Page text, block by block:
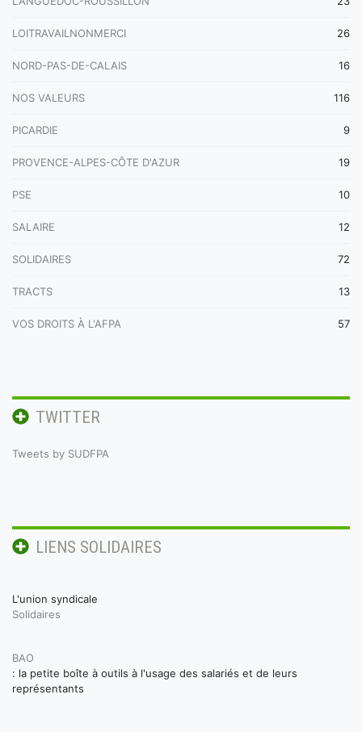
LOITRAVAILNONMERCI 26
NORD-PAS-DE-CALAIS 16
NOS VALEURS 116
PICARDIE 9
PROVENCE-ALPES-CÔTE D'AZUR 19
PSE 10
SALAIRE 12
SOLIDAIRES 72
TRACTS 13
VOS DROITS À L'AFPA 57
TWITTER
Tweets by SUDFPA
LIENS SOLIDAIRES
L'union syndicale
Solidaires
BAO
: la petite boîte à outils à l'usage des salariés et de leurs
représentants